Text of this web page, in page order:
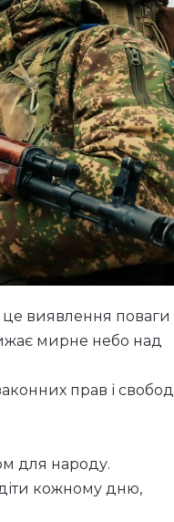
це виявлення поваги
мирне небо над
прав і свобод
для народу.
кожному дню,